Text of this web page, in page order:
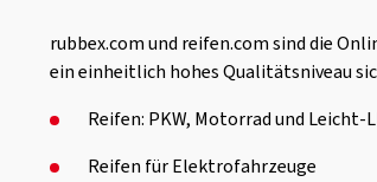
rubbex.com und reifen.com sind die
ein einheitlich hohes Qualitätsniveau
Reifen: PKW, Motorrad und Leicht-
Reifen für Elektrofahrzeuge